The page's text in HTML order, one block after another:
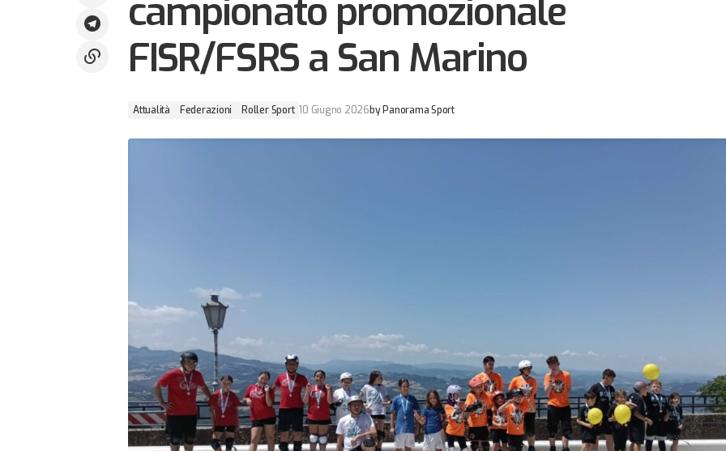
campionato promozionale
FISR/FSRS a San Marino
Attualità Federazioni Roller Sport 10 Giugno 2026by Panorama Sport